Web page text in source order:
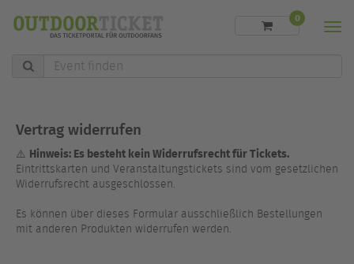
Event
finden
0
Vertrag widerrufen
⚠️ Hinweis: Es besteht kein Widerrufsrecht für Tickets.
Eintrittskarten und Veranstaltungstickets sind vom gesetzlichen
Widerrufsrecht ausgeschlossen.
Es können über dieses Formular ausschließlich Bestellungen
mit anderen Produkten widerrufen werden.